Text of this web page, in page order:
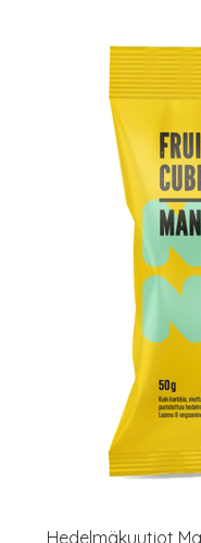
Hedelmäkuutiot